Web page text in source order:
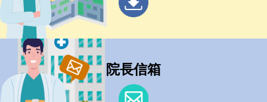
院長信箱